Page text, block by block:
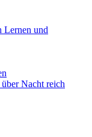
Lernen und
Nacht reich